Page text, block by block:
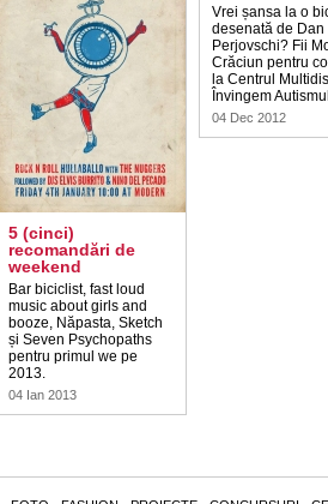
5 (cinci)
recomandări de
weekend
Bar biciclist, fast loud
music about girls and
booze, Năpasta, Sketch
și Seven Psychopaths
pentru primul we pe
2013.
04 Ian 2013
Vrei șansa la o
desenată de Dan
Perjovschi? Fii
Crăciun pentru
la Centrul
Învingem
04 Dec 2012